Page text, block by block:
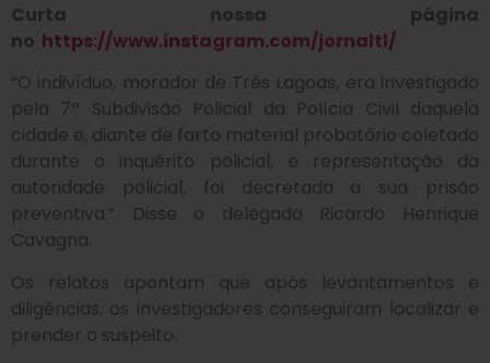
Curta nossa página
no https://www.instagram.com/jornaltl/
“O indivíduo, morador de Três Lagoas, era investigado
pela 7ª Subdivisão Policial da Polícia Civil daquela
cidade e, diante de farto material probatório coletado
durante o inquérito policial, e representação da
autoridade policial, foi decretada a sua prisão
preventiva.” Disse o delegado Ricardo Henrique
Cavagna.
Os relatos apontam que após levantamentos e
diligências, os investigadores conseguiram localizar e
prender o suspeito.